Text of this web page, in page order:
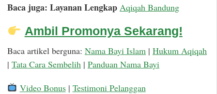
Baca juga: Layanan Lengkap Aqiqah Bandung
Ambil Promonya Sekarang!
Baca artikel berguna: Nama Bayi Islam | Hukum Aqiqah
| Tata Cara Sembelih | Panduan Nama Bayi
Video Bonus| Testimoni Pelanggan